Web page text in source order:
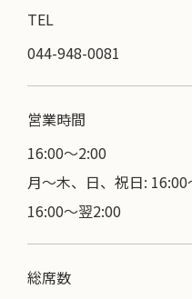
TEL
044-948-0081
営業時間
16:00〜2:00
月～木、日、祝日:
16:00～翌2:00
総席数